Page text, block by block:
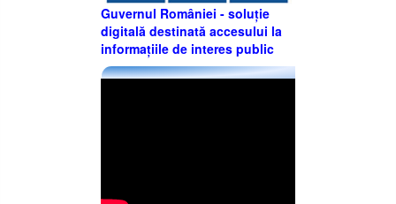
Guvernul României - soluție
digitală destinată accesului la
informațiile de interes public